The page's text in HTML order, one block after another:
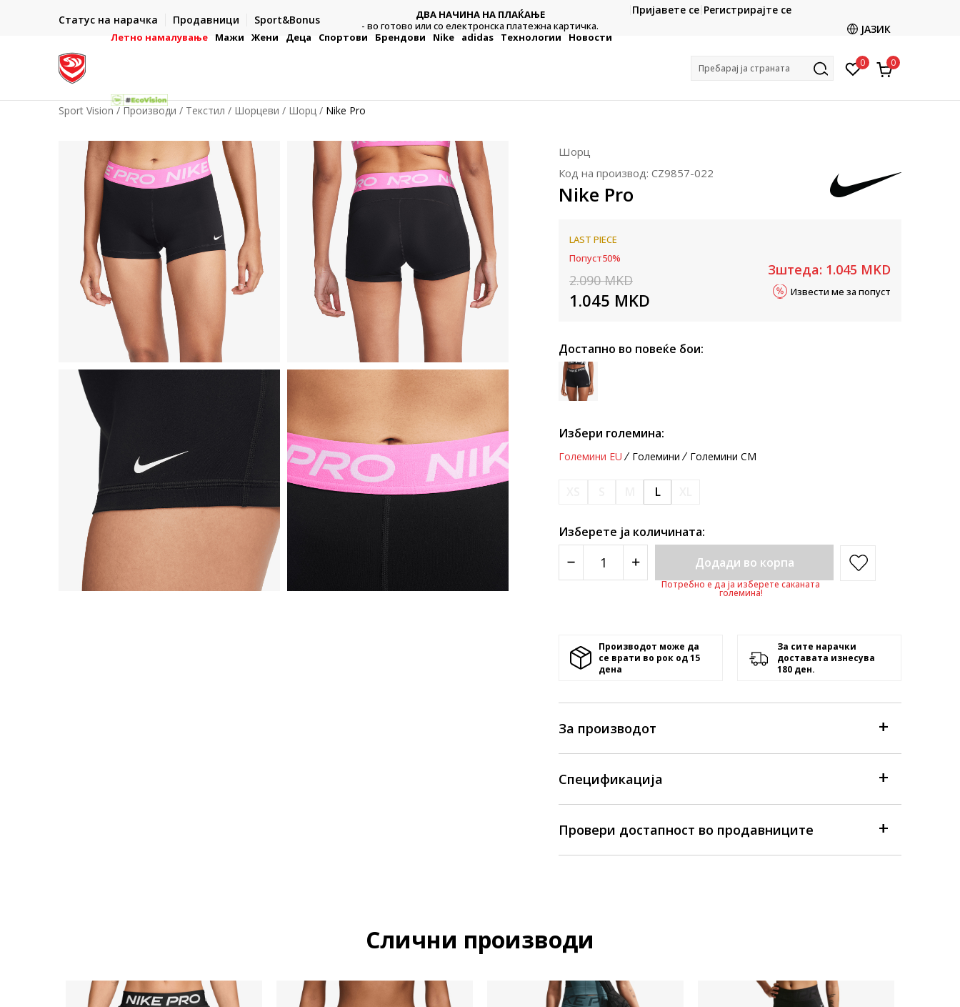
Статус на нарачка Продавници Sport&Bonus
- на сите нарачки во готово или со електронска платежна
ДВА НАЧИНА НА ПЛАЌАЊЕ
- во готово или со електронска платежна картичка.
CLICK & COLLECT
Платете со картичка online и подигнете во продавницата
Пријавете се Регистрирајте се
ЈАЗИК
Летно намалување Мажи Жени Деца Спортови Брендови Nike adidas Технологии Новости
Пребарај ја страната 0 0
Sport Vision Производи Текстил Шорцеви Шорц Nike Pro
Шорц
Код на производ: CZ9857-022
Nike Pro
LAST PIECE
Попуст50%
2.090 MKD
1.045 MKD
Зштеда: 1.045 MKD
Извести ме за попуст
Достапно во повеќе бои:
Избери големина:
Големини EU Големини Големини CM
L
Изберете ја количината:
Додади во корпа
Потребно е да ја изберете саканата
големина!
Производот може да
се врати во рок од 15
денa
За сите нарачки
доставата изнесува
180 ден.
За производот
Спецификација
Провери достапност во продавниците
Слични производи